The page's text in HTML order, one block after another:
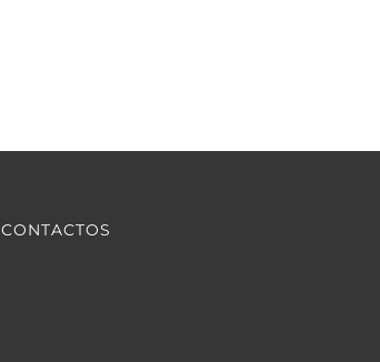
CONTACTOS